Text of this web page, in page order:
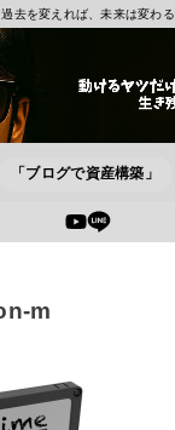
過去を変えれば、未来は変わる
「ブログで資産構築」
m